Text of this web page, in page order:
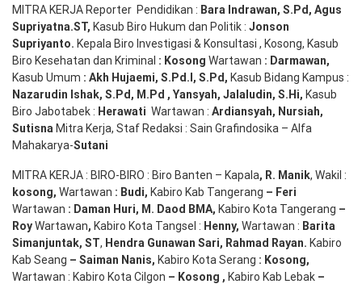
MITRA KERJA Reporter Pendidikan : Bara Indrawan, S.Pd , Agus
Supriyatna.ST, Kasub Biro Hukum dan Politik : Jonson
Supriyanto. Kepala Biro Investigasi & Konsultasi , Kosong, Kasub
Biro Kesehatan dan Kriminal : Kosong Wartawan : Darmawan,
Kasub Umum : Akh Hujaemi, S.Pd.I, S.Pd , Kasub Bidang Kampus :
Nazarudin Ishak, S.Pd , M.Pd , Yansyah, Jalaludin, S.Hi, Kasub
Biro Jabotabek : Herawati Wartawan : Ardiansyah, Nursiah,
Sutisna Mitra Kerja, Staf Redaksi : Sain Grafindosika – Alfa
Mahakarya-Sutani
MITRA KERJA : BIRO-BIRO : Biro Banten – Kapala, R. Manik, Wakil :
kosong, Wartawan : Budi, Kabiro Kab Tangerang – Feri
Wartawan : Daman Huri, M. Daod BMA, Kabiro Kota Tangerang –
RoyWartawan, Kabiro Kota Tangsel : Henny, Wartawan : Barita
Simanjuntak, ST, Hendra Gunawan Sari, Rahmad Rayan. Kabiro
Kab Seang – Saiman Nanis, Kabiro Kota Serang : Kosong,
Wartawan : Kabiro Kota Cilgon – Kosong , Kabiro Kab Lebak –